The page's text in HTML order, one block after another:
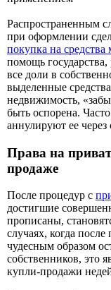
Распространенным
при оформлении
покупка на средства
помощь
все доли в
выделенные
недвижимость,
быть оспорена.
аннулируют ее через
Права на
продаже
После процедур с
достигшие
прописаны,
случаях, когда
чудесным образом
собственников, это
купли-продажи